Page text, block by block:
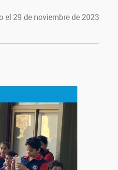
el 29 de noviembre de 2023